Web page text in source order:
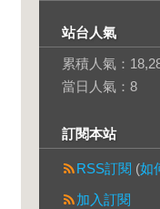
站台人氣
累積人氣：
當日人氣： 8
訂閱本站
RSS訂閱 (如
加入訂閱